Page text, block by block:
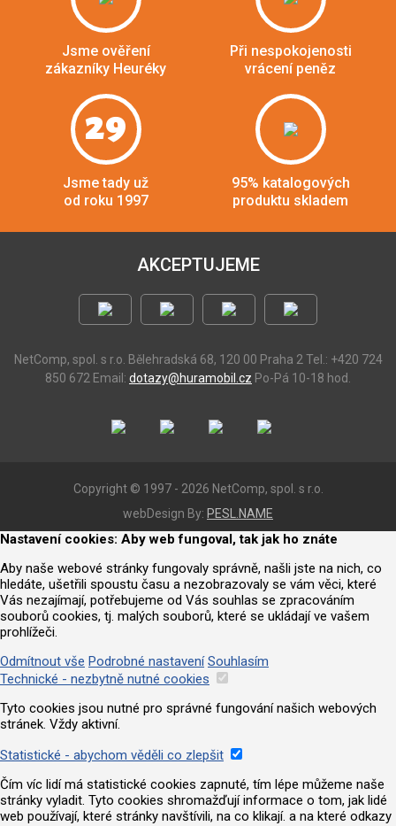
Jsme ověření
zákazníky Heuréky
Při nespokojenosti
vrácení peněz
29
Jsme tady už
od roku 1997
95% katalogových
produktu skladem
AKCEPTUJEME
NetComp, spol. s r.o. Bělehradská 68, 120 00 Praha 2 Tel.: +420 724
850 672 Email: dotazy@huramobil.cz Po-Pá 10-18 hod.
Copyright © 1997 - 2026 NetComp, spol. s r.o.
webDesign By: PESL.NAME
Nastavení cookies: Aby web fungoval, tak jak ho znáte
Aby naše webové stránky fungovaly správně, našli jste na nich, co
hledáte, ušetřili spoustu času a nezobrazovaly se vám věci, které
Vás nezajímají, potřebujeme od Vás souhlas se zpracováním
souborů cookies, tj. malých souborů, které se ukládají ve vašem
prohlížeči.
Odmítnout vše Podrobné nastavení Souhlasím
Technické - nezbytně nutné cookies
Tyto cookies jsou nutné pro správné fungování našich webových
stránek. Vždy aktivní.
Statistické - abychom věděli co zlepšit
Čím víc lidí má statistické cookies zapnuté, tím lépe můžeme naše
stránky vyladit. Tyto cookies shromažďují informace o tom, jak lidé
web používají, které stránky navštívili, na co klikají. a na které odkazy